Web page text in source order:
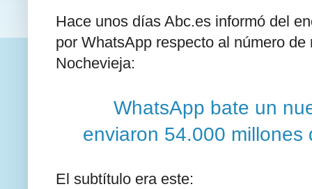
Hace unos días Abc.es informó del
por WhatsApp respecto al número
Nochevieja:
WhatsApp bate un
enviaron 54.000
El subtítulo era este: